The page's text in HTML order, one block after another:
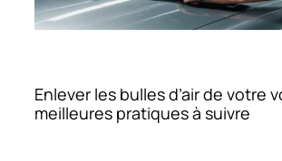
Enlever les bulles d’air de votre
meilleures pratiques à suivre